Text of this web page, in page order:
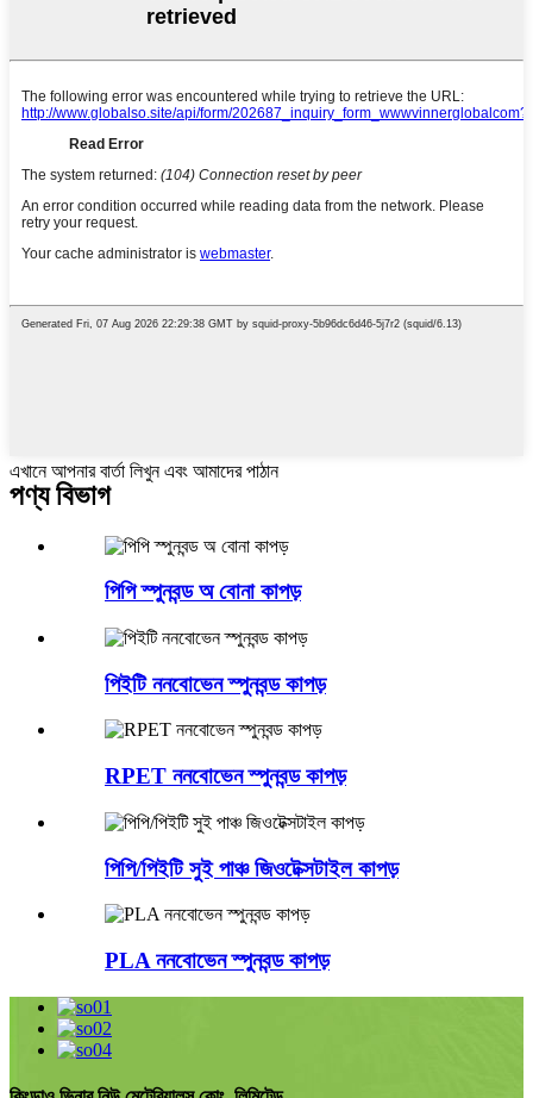
এখানে আপনার বার্তা লিখুন এবং আমাদের পাঠান
পণ্য বিভাগ
পিপি স্পুনবন্ড অ বোনা কাপড়
পিইটি ননবোভেন স্পুনবন্ড কাপড়
RPET ননবোভেন স্পুনবন্ড কাপড়
পিপি/পিইটি সুই পাঞ্চ জিওটেক্সটাইল কাপড়
PLA ননবোভেন স্পুনবন্ড কাপড়